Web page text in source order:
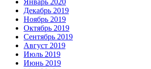
Январь 2020
Декабрь 2019
Ноябрь 2019
Октябрь 2019
Сентябрь 2019
Август 2019
Июль 2019
Июнь 2019